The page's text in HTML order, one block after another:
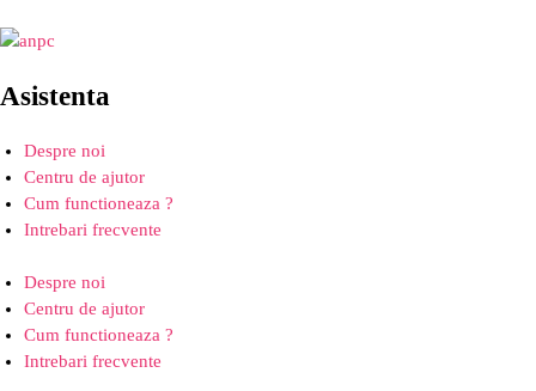
Asistenta
Despre noi
Centru de ajutor
Cum functioneaza ?
Intrebari frecvente
Despre noi
Centru de ajutor
Cum functioneaza ?
Intrebari frecvente